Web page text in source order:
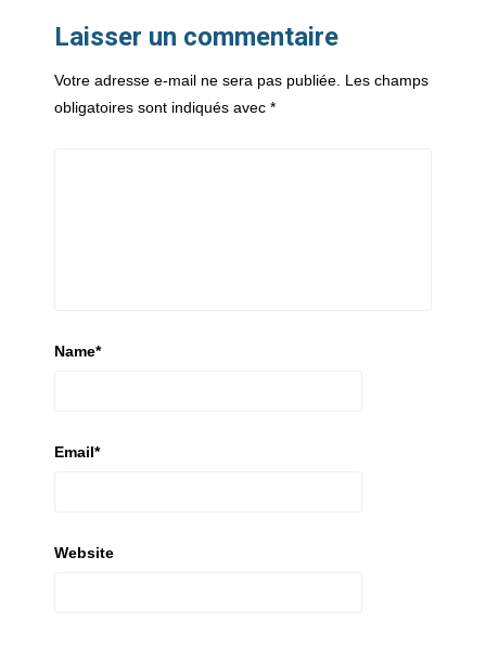
Laisser un commentaire
Votre adresse e-mail ne sera pas publiée. Les champs
obligatoires sont indiqués avec *
Name*
Email*
Website